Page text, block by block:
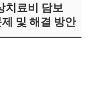
치료비 담보
및 해결 방안